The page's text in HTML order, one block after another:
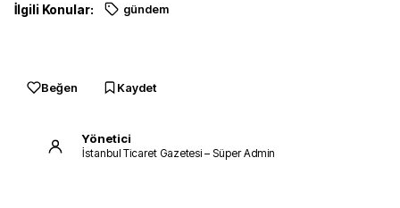
İlgili Konular: gündem
Beğen Kaydet
Yönetici
İstanbul Ticaret Gazetesi – Süper Admin